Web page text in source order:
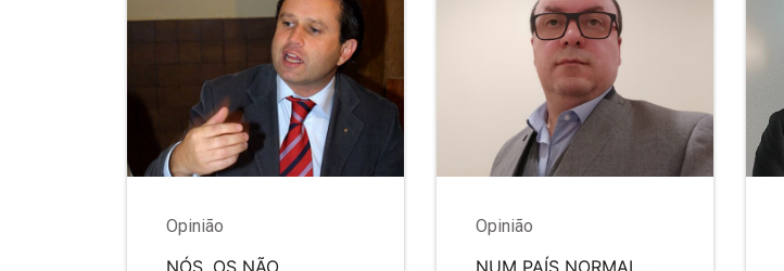
Opinião
NÓS, OS NÃO
Opinião
NUM PAÍS NORMAL…